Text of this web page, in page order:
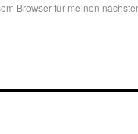
Browser für meinen